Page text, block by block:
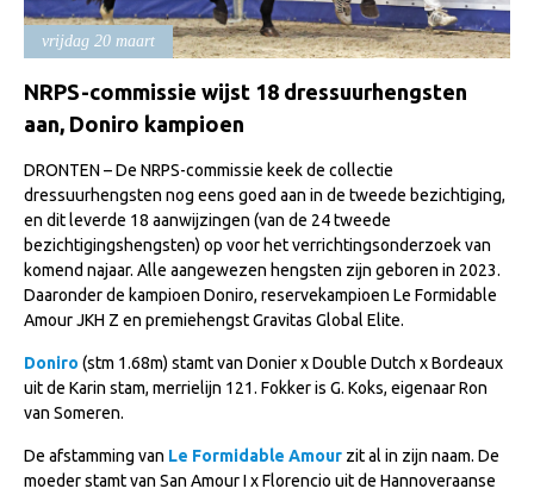
Import registratie
Veulenregistratie
I&R Registratie
Informatie overschrijven paspoort
Formulier overschrijven op naam
Animal Health Regulation
Gids voor Goede Praktijken
Marktplaats
Veel gestelde vragen
Evenementen
vrijdag 20 maart
NRPS-commissie wijst 18 dressuurhengsten
aan, Doniro kampioen
DRONTEN – De NRPS-commissie keek de collectie
dressuurhengsten nog eens goed aan in de tweede bezichtiging,
en dit leverde 18 aanwijzingen (van de 24 tweede
bezichtigingshengsten) op voor het verrichtingsonderzoek van
komend najaar. Alle aangewezen hengsten zijn geboren in 2023.
Daaronder de kampioen Doniro, reservekampioen Le Formidable
Amour JKH Z en premiehengst Gravitas Global Elite.
Doniro (stm 1.68m) stamt van Donier x Double Dutch x Bordeaux
uit de Karin stam, merrielijn 121. Fokker is G. Koks, eigenaar Ron
van Someren.
De afstamming van Le Formidable Amourzit al in zijn naam. De
moeder stamt van San Amour I x Florencio uit de Hannoveraanse